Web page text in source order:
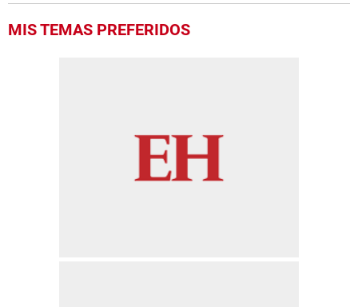
MIS TEMAS PREFERIDOS